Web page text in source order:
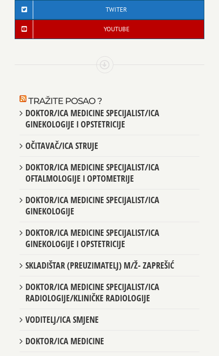
TWITER
YOUTUBE
TRAŽITE POSAO ?
DOKTOR/ICA MEDICINE SPECIJALIST/ICA
GINEKOLOGIJE I OPSTETRICIJE
OČITAVAČ/ICA STRUJE
DOKTOR/ICA MEDICINE SPECIJALIST/ICA
OFTALMOLOGIJE I OPTOMETRIJE
DOKTOR/ICA MEDICINE SPECIJALIST/ICA
GINEKOLOGIJE
DOKTOR/ICA MEDICINE SPECIJALIST/ICA
GINEKOLOGIJE I OPSTETRICIJE
SKLADIŠTAR (PREUZIMATELJ) M/Ž- ZAPREŠIĆ
DOKTOR/ICA MEDICINE SPECIJALIST/ICA
RADIOLOGIJE/KLINIČKE RADIOLOGIJE
VODITELJ/ICA SMJENE
DOKTOR/ICA MEDICINE